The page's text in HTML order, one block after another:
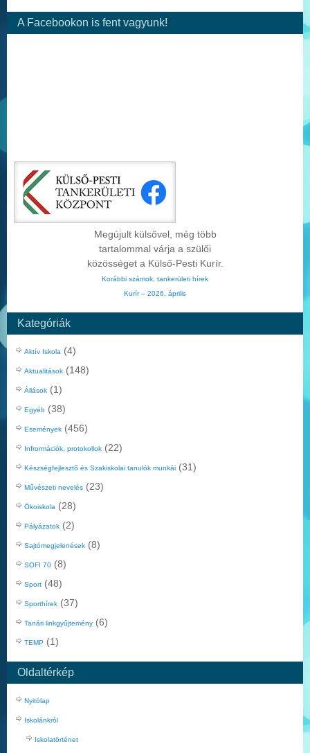
A Facebookon is fent vagyunk!
Megújult külsővel, még több
tartalommal várja a szülői
közösséget a Külső-Pesti Kurír.
Korábbi számok, tankerületi hírek
Kurír – 2026. április
Kategóriák
Aktív Iskola (4)
Aktualitások (148)
Állások (1)
Egyéb (38)
Események (456)
Infrormációk, protokollok (22)
Készségfejlesztő és Szakiskolai tanulók munkái (31)
Művészeti nevelés (23)
Ökoiskola (28)
Pályázatok (2)
Sajtómegjelenések (8)
SOFI 70 (8)
Sport (48)
Sporthírek (37)
Tanári linkgyűjtemény (6)
TEMP (1)
Oldaltérkép
Nyitólap
Iskolánkról
Iskolatörténet